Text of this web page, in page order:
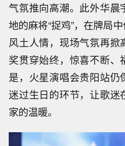
气氛推向高潮。此外华晨
地的麻将“捉鸡”，在牌局
风土人情，现场气氛再掀
奖贯穿始终，惊喜不断、
是，火星演唱会贵阳站仍
迷过生日的环节，让歌迷
家的温暖。